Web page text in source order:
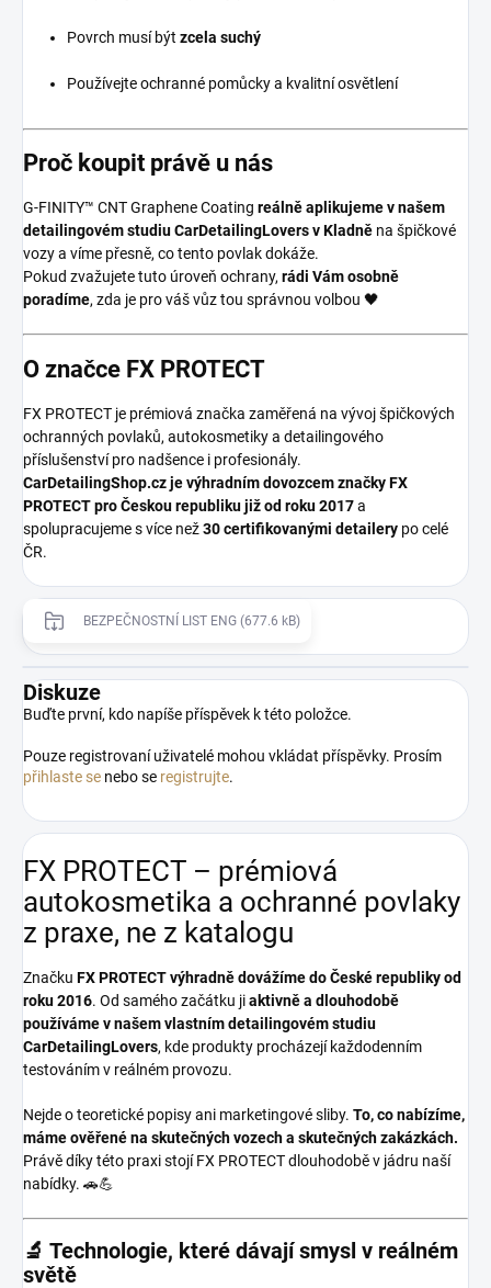
Povrch musí být zcela suchý
Používejte ochranné pomůcky a kvalitní osvětlení
Proč koupit právě u nás
G-FINITY™ CNT Graphene Coating reálně aplikujeme v našem
detailingovém studiu CarDetailingLovers v Kladně na špičkové
vozy a víme přesně, co tento povlak dokáže.
Pokud zvažujete tuto úroveň ochrany, rádi Vám osobně
poradíme, zda je pro váš vůz tou správnou volbou 🖤
O značce FX PROTECT
FX PROTECT je prémiová značka zaměřená na vývoj špičkových
ochranných povlaků, autokosmetiky a detailingového
příslušenství pro nadšence i profesionály.
CarDetailingShop.cz je výhradním dovozcem značky FX
PROTECT pro Českou republiku již od roku 2017a
spolupracujeme s více než30 certifikovanými detailery po celé
ČR.
BEZPEČNOSTNÍ LIST ENG (677.6 kB)
Diskuze
Buďte první, kdo napíše příspěvek k této položce.
Pouze registrovaní uživatelé mohou vkládat příspěvky. Prosím
přihlaste se nebo se registrujte.
FX PROTECT – prémiová
autokosmetika a ochranné povlaky
z praxe, ne z katalogu
Značku FX PROTECTvýhradně dovážíme do České republiky od
roku 2016. Od samého začátku jiaktivně a dlouhodobě
používáme v našem vlastním detailingovém studiu
CarDetailingLovers, kde produkty procházejí každodenním
testováním v reálném provozu.
Nejde o teoretické popisy ani marketingové sliby. To, co nabízíme,
máme ověřené na skutečných vozech a skutečných zakázkách.
Právě díky této praxi stojí FX PROTECT dlouhodobě v jádru naší
nabídky. 🚗💪
🔬 Technologie, které dávají smysl v reálném
světě